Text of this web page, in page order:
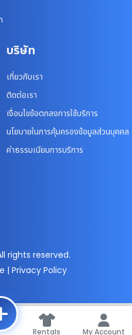
Rentals My Account
บริษัท
เกี่ยวกับเรา
ติดต่อเรา
เงื่อนไขข้อตกลงการใช้บริการ
นโยบายในการคุ้มครองข้อมูลส่วนบุคคล
ค่าธรรมเนียมการบริการ
rights reserved.
| Privacy Policy